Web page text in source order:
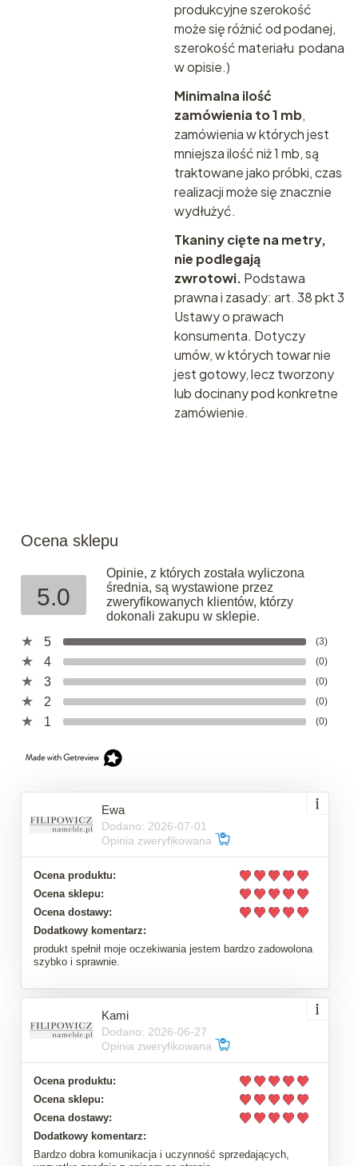
produkcyjne szerokość
może się różnić od podanej,
szerokość materiału podana
w opisie.)
Minimalna ilość
zamówienia to 1 mb,
zamówienia w których jest
mniejsza ilość niż 1 mb, są
traktowane jako próbki, czas
realizacji może się znacznie
wydłużyć.
Tkaniny cięte na metry,
nie podlegają
zwrotowi. Podstawa
prawna i zasady: art. 38 pkt 3
Ustawy o prawach
konsumenta. Dotyczy
umów, w których towar nie
jest gotowy, lecz tworzony
lub docinany pod konkretne
zamówienie.
Ocena sklepu
5.0
Opinie, z których została wyliczona
średnia, są wystawione przez
zweryfikowanych klientów, którzy
dokonali zakupu w sklepie.
5
(3)
4 (0)
3 (0)
2 (0)
1 (0)
Ewa
Dodano: 2026-07-01
Opinia zweryfikowana
Ocena produktu:
Ocena sklepu:
Ocena dostawy:
Dodatkowy komentarz:
produkt spełnił moje oczekiwania jestem bardzo zadowolona
szybko i sprawnie.
Kami
Dodano: 2026-06-27
Opinia zweryfikowana
Ocena produktu:
Ocena sklepu:
Ocena dostawy:
Dodatkowy komentarz:
Bardzo dobra komunikacja i uczynność sprzedających,